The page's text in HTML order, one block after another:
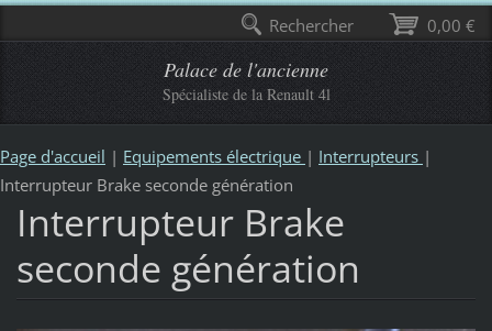
Palace de l'ancienne
Spécialiste de la Renault 4l
Page d'accueil | Equipements électrique | Interrupteurs |
Interrupteur Brake seconde génération
Interrupteur Brake
seconde génération
0,00 €
Rechercher